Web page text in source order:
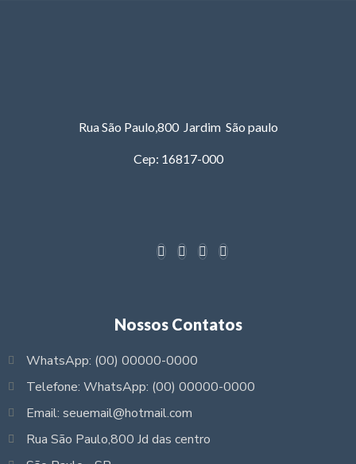
Rua São Paulo,800 Jardim São paulo
Cep: 16817-000
Nossos Contatos
WhatsApp: (00) 00000-0000
Telefone: WhatsApp: (00) 00000-0000
Email: seuemail@hotmail.com
Rua São Paulo,800 Jd das centro